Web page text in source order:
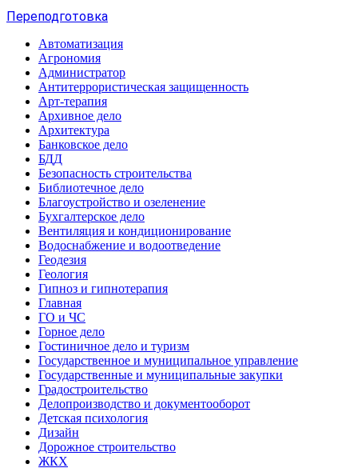
Переподготовка
Автоматизация
Агрономия
Администратор
Антитеррористическая защищенность
Арт-терапия
Архивное дело
Архитектура
Банковское дело
БДД
Безопасность строительства
Библиотечное дело
Благоустройство и озеленение
Бухгалтерское дело
Вентиляция и кондиционирование
Водоснабжение и водоотведение
Геодезия
Геология
Гипноз и гипнотерапия
Главная
ГО и ЧС
Горное дело
Гостиничное дело и туризм
Государственное и муниципальное управление
Государственные и муниципальные закупки
Градостроительство
Делопроизводство и документооборот
Детская психология
Дизайн
Дорожное строительство
ЖКХ